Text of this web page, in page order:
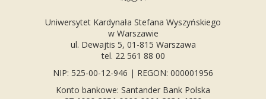
Uniwersytet Kardynała Stefana Wyszyńskiego
w Warszawie
ul. Dewajtis 5, 01-815 Warszawa
tel. 22 561 88 00
NIP: 525-00-12-946 | REGON: 000001956
Konto bankowe: Santander Bank Polska